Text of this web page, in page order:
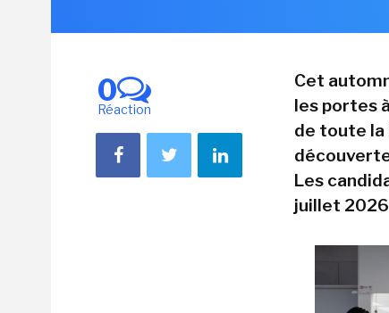
0
Réaction
Cet
les portes
de toute la
Les
juillet